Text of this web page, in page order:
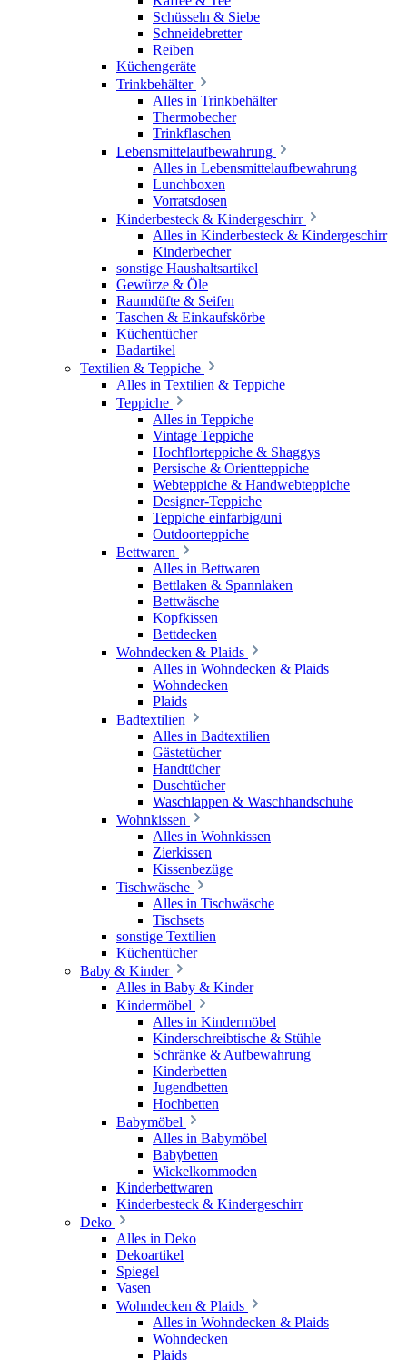
Schüsseln & Siebe
Schneidebretter
Reiben
Küchengeräte
Trinkbehälter
Alles in Trinkbehälter
Thermobecher
Trinkflaschen
Lebensmittelaufbewahrung
Alles in Lebensmittelaufbewahrung
Lunchboxen
Vorratsdosen
Kinderbesteck & Kindergeschirr
Alles in Kinderbesteck & Kindergeschirr
Kinderbecher
sonstige Haushaltsartikel
Gewürze & Öle
Raumdüfte & Seifen
Taschen & Einkaufskörbe
Küchentücher
Badartikel
Textilien & Teppiche
Alles in Textilien & Teppiche
Teppiche
Alles in Teppiche
Vintage Teppiche
Hochflorteppiche & Shaggys
Persische & Orientteppiche
Webteppiche & Handwebteppiche
Designer-Teppiche
Teppiche einfarbig/uni
Outdoorteppiche
Bettwaren
Alles in Bettwaren
Bettlaken & Spannlaken
Bettwäsche
Kopfkissen
Bettdecken
Wohndecken & Plaids
Alles in Wohndecken & Plaids
Wohndecken
Plaids
Badtextilien
Alles in Badtextilien
Gästetücher
Handtücher
Duschtücher
Waschlappen & Waschhandschuhe
Wohnkissen
Alles in Wohnkissen
Zierkissen
Kissenbezüge
Tischwäsche
Alles in Tischwäsche
Tischsets
sonstige Textilien
Küchentücher
Baby & Kinder
Alles in Baby & Kinder
Kindermöbel
Alles in Kindermöbel
Kinderschreibtische & Stühle
Schränke & Aufbewahrung
Kinderbetten
Jugendbetten
Hochbetten
Babymöbel
Alles in Babymöbel
Babybetten
Wickelkommoden
Kinderbettwaren
Kinderbesteck & Kindergeschirr
Deko
Alles in Deko
Dekoartikel
Spiegel
Vasen
Wohndecken & Plaids
Alles in Wohndecken & Plaids
Wohndecken
Plaids